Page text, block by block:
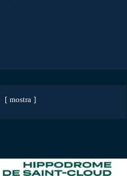
mostra